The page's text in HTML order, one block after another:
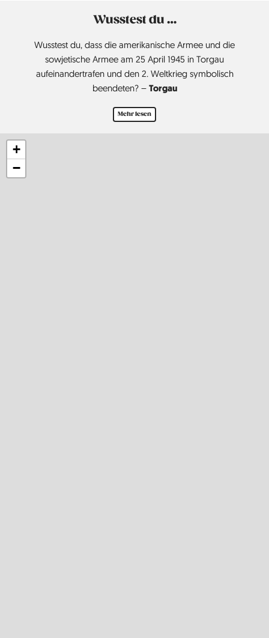
Wusstest du …
Wusstest du, dass die amerikanische Armee und die
sowjetische Armee am 25 April 1945 in Torgau
aufeinandertrafen und den 2. Weltkrieg symbolisch
beendeten? – Torgau
Mehr lesen
+
−